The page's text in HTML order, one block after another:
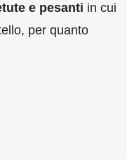
e pesanti in cui
per quanto